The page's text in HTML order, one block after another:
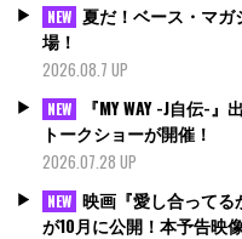
NEW 夏だ！ベース・マガ
場！
2026.08.7 UP
NEW
『MY WAY -J自伝-
トークショーが開催！
2026.07.28 UP
NEW 映画『愛し合って
が10月に公開！本予告映